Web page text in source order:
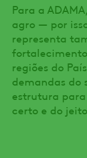
Para a
agro — por
representa
regiões do
demandas do
estrutura
certo e do